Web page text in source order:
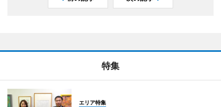
特集
エリア特集